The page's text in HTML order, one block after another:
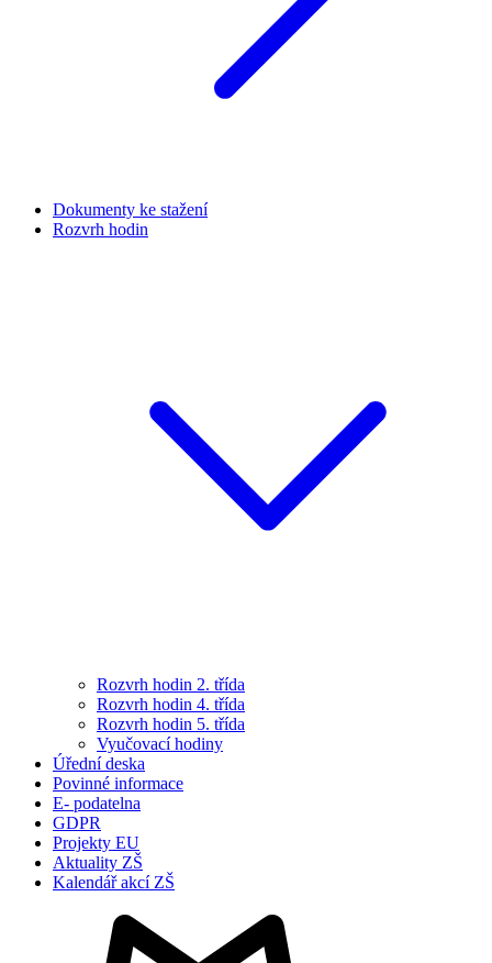
Dokumenty ke stažení
Rozvrh hodin
Rozvrh hodin 2. třída
Rozvrh hodin 4. třída
Rozvrh hodin 5. třída
Vyučovací hodiny
Úřední deska
Povinné informace
E- podatelna
GDPR
Projekty EU
Aktuality ZŠ
Kalendář akcí ZŠ